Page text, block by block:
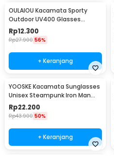
OULAIOU Kacamata Sporty
Outdoor UV400 Glasses
Silicone Frame - 9837
Rp12.300
Rp27.900 56%
+ Keranjang
YOOSKE Kacamata Sunglasses
Unisex Steampunk Iron Man
Tony Stark - 3023
Rp22.200
Rp43.900 50%
+ Keranjang